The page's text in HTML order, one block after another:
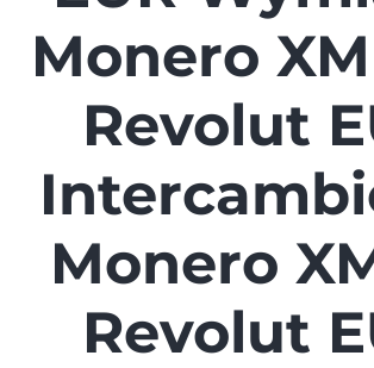
Monero
Revolut
Monero
Revolut